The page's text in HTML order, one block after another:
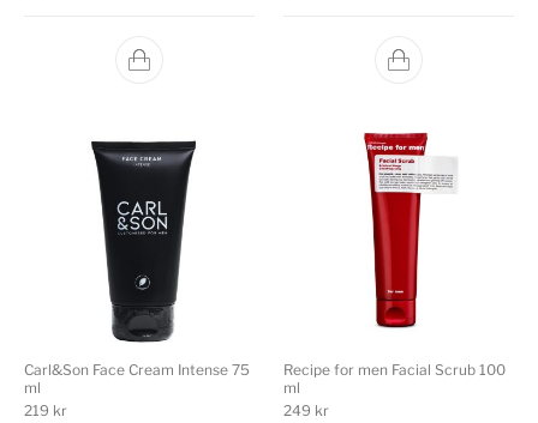
Carl&Son Face Cream Intense 75
ml
219 kr
Recipe for men Facial Scrub 100
ml
249 kr